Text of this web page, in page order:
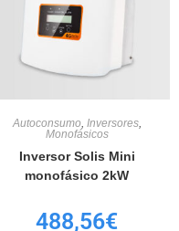
Autoconsumo, Inversores,
Monofásicos
Inversor Solis Mini
monofásico 2kW
488,56€